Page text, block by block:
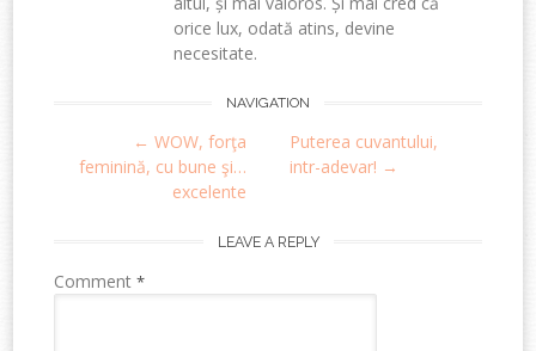
orice lux, odată atins, devine
necesitate.
navigation
NAVIGATION
← WOW, forţa
feminină, cu bune şi…
excelente
Puterea cuvantului,
intr-adevar! →
LEAVE A REPLY
Comment*